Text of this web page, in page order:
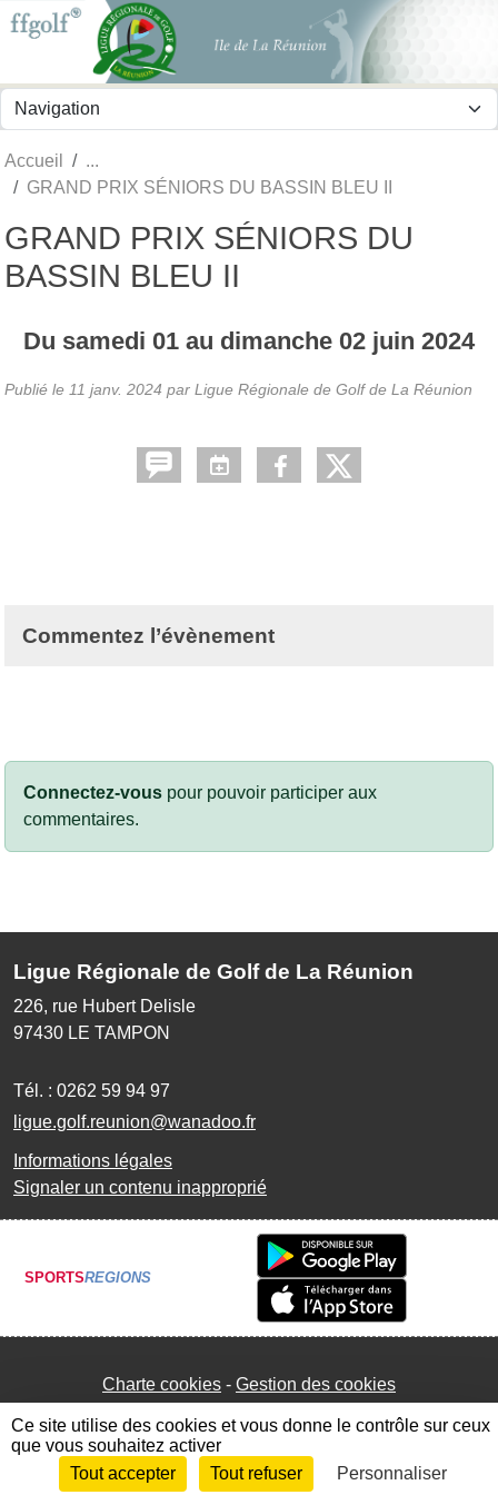
Accueil
GRAND PRIX SÉNIORS DU BASSIN BLEU II
GRAND PRIX SÉNIORS DU
BASSIN BLEU II
Du samedi 01 au dimanche 02 juin 2024
Publié le 11 janv. 2024 par Ligue Régionale de Golf de La Réunion
Commentez l’évènement
Connectez-vous pour pouvoir participer aux
commentaires.
Ligue Régionale de Golf de La Réunion
226, rue Hubert Delisle
97430 LE TAMPON
Tél. : 0262 59 94 97
ligue.golf.reunion@wanadoo.fr
Informations légales
Signaler un contenu inapproprié
SPORTSREGIONS
Charte cookies Gestion des cookies
Envie de participer ? Connexion
Panneau de gestion des cookies
Ce site utilise des cookies et vous donne le contrôle sur ceux
que vous souhaitez activer
Tout accepter
Tout refuser Personnaliser